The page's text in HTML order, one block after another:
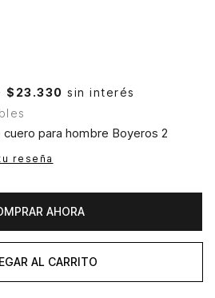
$23.330 sin interés
para hombre Boyeros 2
reseña
AHORA
AL CARRITO